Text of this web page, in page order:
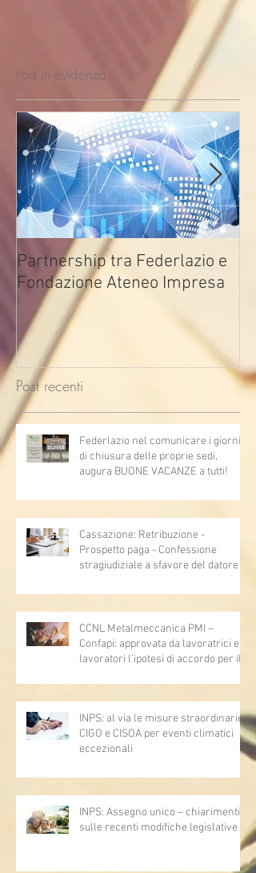
Post in evidenza
Partnership tra Federlazio e
Fondazione Ateneo Impresa
Post recenti
Federlazio nel comunicare i giorni
di chiusura delle proprie sedi,
augura BUONE VACANZE a tutti!
Cassazione: Retribuzione -
Prospetto paga - Confessione
stragiudiziale a sfavore del datore di
articoli 1362, 2697, 2730, 2732, 2734
e 2735)
CCNL Metalmeccanica PMI –
Confapi: approvata da lavoratrici e
lavoratori l’ipotesi di accordo per il
INPS: al via le misure straordinarie
CIGO e CISOA per eventi climatici
eccezionali
INPS: Assegno unico – chiarimenti
sulle recenti modifiche legislative